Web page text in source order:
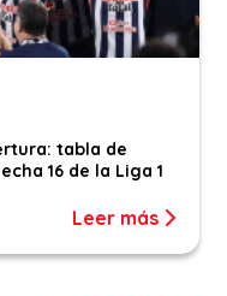
tabla de
16 de la Liga 1
Leer más